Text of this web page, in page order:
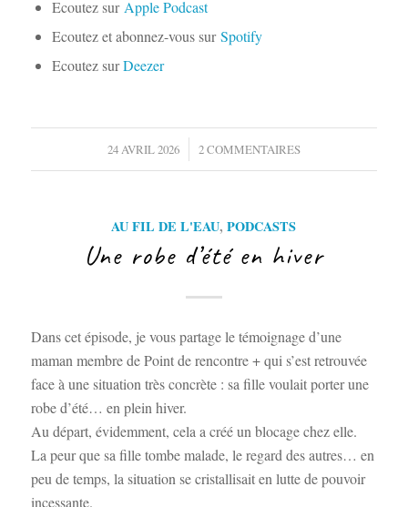
Ecoutez sur Apple Podcast
Ecoutez et abonnez-vous surSpotify
Ecoutez surDeezer
24 AVRIL 2026
/ 2 COMMENTAIRES
AU FIL DE L'EAU,PODCASTS
Une robe d’été en hiver
Dans cet épisode, je vous partage le témoignage d’une
maman membre de Point de rencontre + qui s’est retrouvée
face à une situation très concrète : sa fille voulait porter une
robe d’été… en plein hiver.
Au départ, évidemment, cela a créé un blocage chez elle.
La peur que sa fille tombe malade, le regard des autres… en
peu de temps, la situation se cristallisait en lutte de pouvoir
incessante.